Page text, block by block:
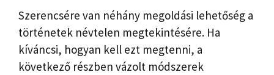
Szerencsére van néhány megoldási lehetőség a
történetek névtelen megtekintésére. Ha
kíváncsi, hogyan kell ezt megtenni, a
következő részben vázolt módszerek